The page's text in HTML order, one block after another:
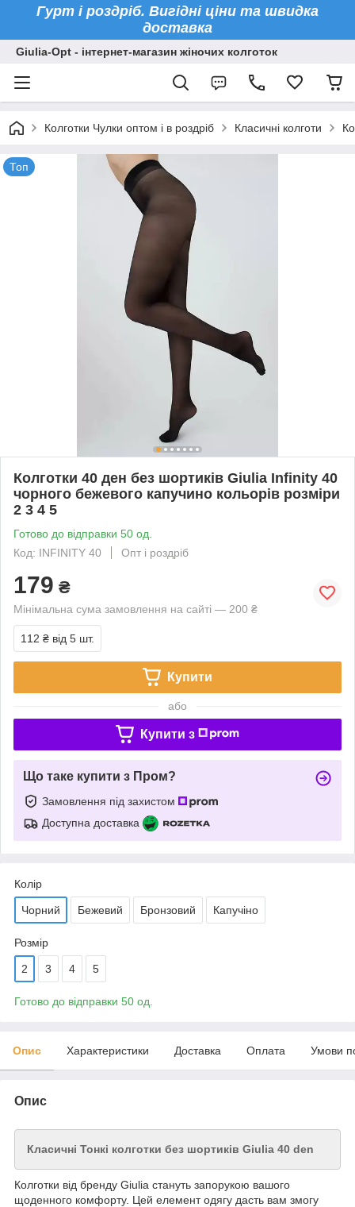
Гурт і роздріб. Вигідні ціни та швидка
доставка
Giulia-Opt - інтернет-магазин жіночих колготок
Колготки Чулки оптом і в роздріб Класичні колготи
Топ
Колготки 40 ден без шортиків Giulia Infinity 40
чорного бежевого капучино кольорів розміри
2 3 4 5
Готово до відправки 50 од.
Код: INFINITY 40
Опт і роздріб
179 ₴
Мінімальна сума замовлення на сайті — 200 ₴
112 ₴ від 5 шт.
Купити
або
Купити з
Що таке купити з Пром?
Замовлення під захистом
Доступна доставка
Колір
Чорний Бежевий Бронзовий Капучіно
Розмір
2 3 4 5
Готово до відправки 50 од.
Опис Характеристики Доставка Оплата Умови
Опис
Класичні Тонкі колготки без шортиків Giulia 40 den
Колготки від бренду Giulia стануть запорукою вашого
щоденного комфорту. Цей елемент одягу дасть вам змогу